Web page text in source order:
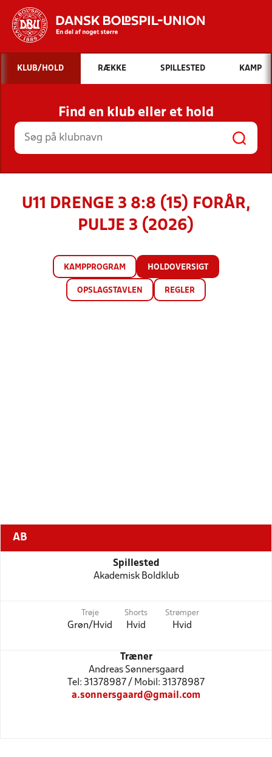
Hvad vil du søge efter?
INDHOLD OG NYHEDER
STILLINGER, RESULTATER, KLUBBER OG
HOLD
KLUB/HOLD RÆKKE SPILLESTED KAMP
Find en klub eller et hold
U11 DRENGE 3 8:8 (15) FORÅR,
PULJE 3 (2026)
KAMPPROGRAM HOLDOVERSIGT
OPSLAGSTAVLEN REGLER
AB
Spillested
Akademisk Boldklub
Trøje
Grøn/Hvid
Shorts
Hvid
Strømper
Hvid
Træner
Andreas Sønnersgaard
Tel: 31378987 / Mobil: 31378987
a.sonnersgaard@gmail.com